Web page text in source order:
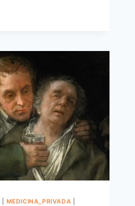
MEDICINA_PRIVADA